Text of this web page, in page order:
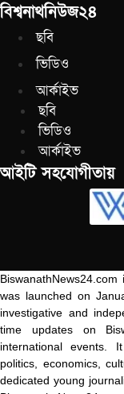
বিশ্বনাথনিউজ২৪
ছবি
ভিডিও
আর্কাইভ
ছবি
ভিডিও
আর্কাইভ
আইটি সহযোগীতায়
was launched on
investigative and
time updates on
international events.
politics, economics,
dedicated young